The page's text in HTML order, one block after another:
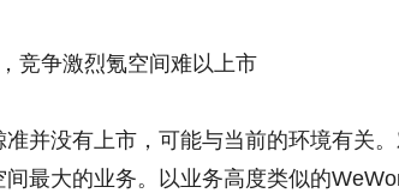
竞争激烈氪空间难以上市
并没有上市，可能与当前的环境有关
最大的业务。以业务高度类似的